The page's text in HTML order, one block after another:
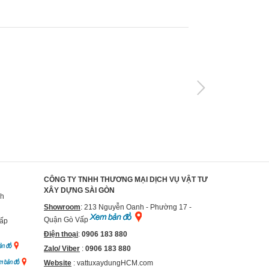
CÔNG TY TNHH THƯƠNG MẠI DỊCH VỤ VẬT TƯ
XÂY DỰNG SÀI GÒN
Showroom: 213 Nguyễn Oanh - Phường 17 -
Quận Gò Vấp
Điện thoại: 0906 183 880
Zalo/ Viber : 0906 183 880
Website : vattuxaydungHCM.com